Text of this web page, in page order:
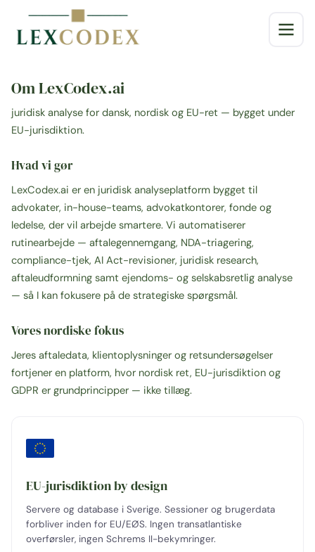
Om LexCodex.ai
juridisk analyse for dansk, nordisk og EU-ret — bygget under
EU-jurisdiktion.
Hvad vi gør
LexCodex.ai er en juridisk analyseplatform bygget til
advokater, in-house-teams, advokatkontorer, fonde og
ledelse, der vil arbejde smartere. Vi automatiserer
rutinearbejde — aftalegennemgang, NDA-triagering,
compliance-tjek, AI Act-revisioner, juridisk research,
aftaleudformning samt ejendoms- og selskabsretlig analyse
— så I kan fokusere på de strategiske spørgsmål.
Vores nordiske fokus
Jeres aftaledata, klientoplysninger og retsundersøgelser
fortjener en platform, hvor nordisk ret, EU-jurisdiktion og
GDPR er grundprincipper — ikke tillæg.
EU-jurisdiktion by design
Servere og database i Sverige. Sessioner og brugerdata
forbliver inden for EU/EØS. Ingen transatlantiske
overførsler, ingen Schrems II-bekymringer.